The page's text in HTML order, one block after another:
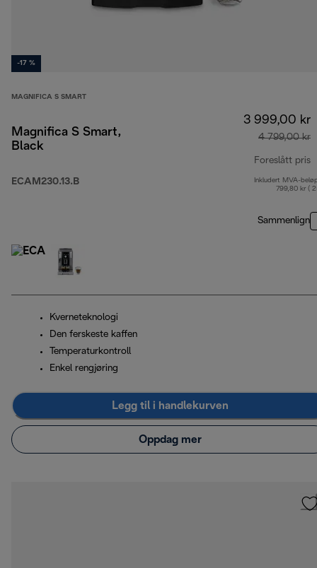
-17 %
MAGNIFICA S SMART
Magnifica S Smart,
Black
ECAM230.13.B
3 999,00 kr
4 799,00 kr
Foreslått pris
Inkludert MVA-
799,80 kr (
Sammenlign
Kverneteknologi
Den ferskeste kaffen
Temperaturkontroll
Enkel rengjøring
Legg til i handlekurven
Oppdag mer